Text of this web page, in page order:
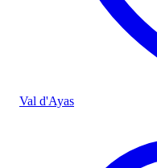
Val d'Ayas